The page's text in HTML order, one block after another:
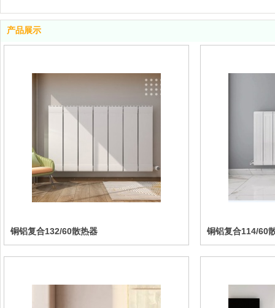
产品展示
铜铝复合132/60散热器 铜铝复合114/60